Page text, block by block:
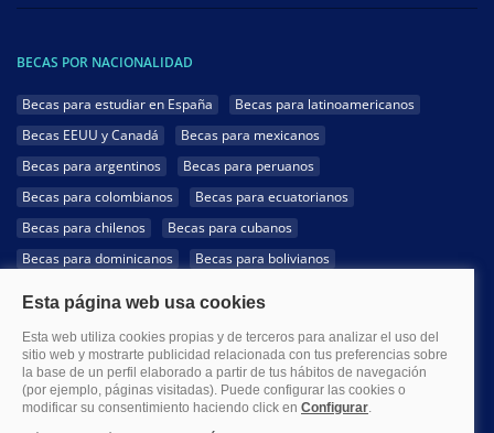
BECAS POR NACIONALIDAD
Becas para estudiar en España
Becas para latinoamericanos
Becas EEUU y Canadá
Becas para mexicanos
Becas para argentinos
Becas para peruanos
Becas para colombianos
Becas para ecuatorianos
Becas para chilenos
Becas para cubanos
Becas para dominicanos
Becas para bolivianos
Becas para hondureños
Becas para paraguayos
Becas para uruguayos
Becas para salvadoreños